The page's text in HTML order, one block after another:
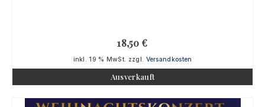
18,50 €
inkl. 19 % MwSt. zzgl. Versandkosten
Ausverkauft